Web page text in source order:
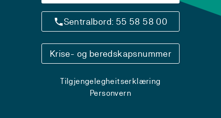
Sentralbord: 55 58 58 00
Krise- og beredskapsnummer
Tilgjengelegheitserklæring
Personvern